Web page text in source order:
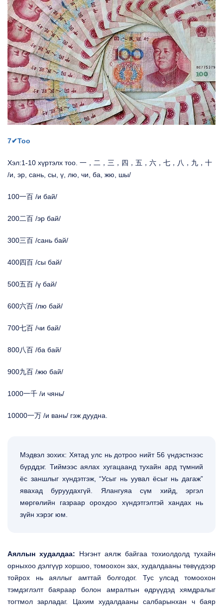
7✔Тоо
Хэл:1-10 хүртэлх тоо. 一，二，三，四，五，六，七，八，九，十
/и, эр, сань, сы, ү, лю, чи, ба, жю, шы/
100一百 /и бай/
200二百 /эр бай/
300三百 /сань бай/
400四百 /сы бай/
500五百 /ү бай/
600六百 /лю бай/
700七百 /чи бай/
800八百 /ба бай/
900九百 /жю бай/
1000一千 /и чянь/
10000一万 /и вань/ гэж дуудна.
Мэдвэл зохих: Хятад улс нь дотроо нийт 56 үндэстнээс
бүрддэг. Тиймээс аялах хугацаанд тухайн ард түмний
ёс заншлыг хүндэтгэж, “Усыг нь уувал ёсыг нь дагаж”
явахад буруудахгүй. Ялангуяа сүм хийд, эргэл
мөргөлийн газраар орохдоо хүндэтгэлтэй хандах нь
зүйн хэрэг юм.
Аяллын худалдаа: Нэгэнт аялж байгаа тохиолдолд тухайн
орныхоо дэлгүүр хоршоо, томоохон зах, худалдааны төвүүдээр
тойрох нь аяллыг амттай болгодог. Тус улсад томоохон
тэмдэглэлт баяраар болон амралтын өдрүүдэд хямдралыг
тогтмол зарладаг. Цахим худалдааны салбарынхан ч баяр